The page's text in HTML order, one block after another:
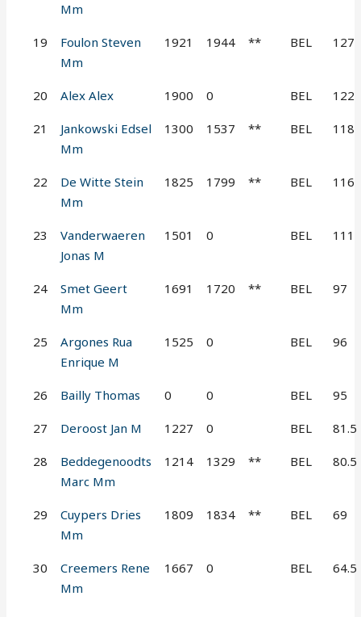
Mm
19
Foulon Steven
Mm
1921 1944 ** BEL 127
20 Alex Alex 1900 0 BEL 122
21
Jankowski Edsel
Mm
1300 1537 ** BEL 118
22
De Witte Stein
Mm
1825 1799 ** BEL 116
23
Vanderwaeren
Jonas M
1501 0 BEL 111
24
Smet Geert
Mm
1691 1720 ** BEL 97
25
Argones Rua
Enrique M
1525 0 BEL 96
26 Bailly Thomas 0 0 BEL 95
27 Deroost Jan M 1227 0 BEL 81.5
28
Beddegenoodts
Marc Mm
1214 1329 ** BEL 80.5
29
Cuypers Dries
Mm
1809 1834 ** BEL 69
30
Creemers Rene
Mm
1667 0 BEL 64.5